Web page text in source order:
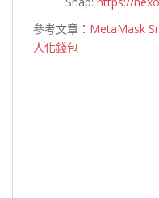
參考文章： MetaMask
人化錢包